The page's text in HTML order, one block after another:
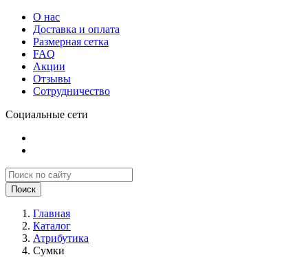
О нас
Доставка и оплата
Размерная сетка
FAQ
Акции
Отзывы
Сотрудничество
Социальные сети
Поиск
Главная
Каталог
Атрибутика
Сумки